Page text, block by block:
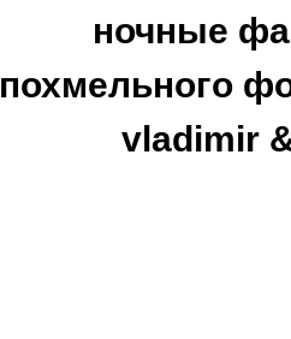
ночные
похмельного
vladimir